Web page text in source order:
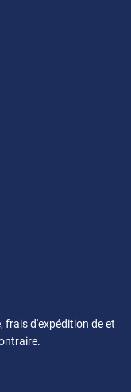
frais d'expédition deet